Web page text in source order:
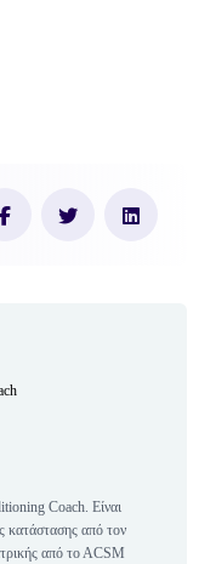
Coach. Eίναι
κατάστασης από τον
από το ΑCSM